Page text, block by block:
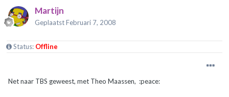
Martijn
GeplaatstFebruari 7, 2008
Status: Offline
Net naar TBS geweest, met Theo Maassen, :peace: